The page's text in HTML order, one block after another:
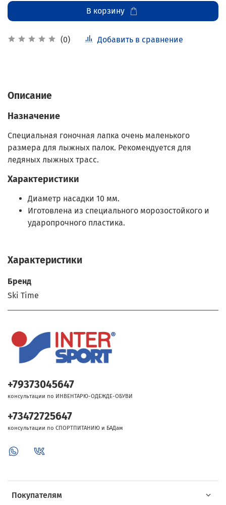
(0) Добавить в сравнение
В корзину
Описание
Назначение
Специальная гоночная лапка очень маленького
размера для лыжных палок. Рекомендуется для
ледяных лыжных трасс.
Характеристики
Диаметр насадки 10 мм.
Иготовлена из специального морозостойкого и
ударопрочного пластика.
Характеристики
Бренд
Ski Time
Покупателям
+79373045647
консультации по ИНВЕНТАРЮ-ОДЕЖДЕ-ОБУВИ
+73472725647
консультации по СПОРТПИТАНИЮ и БАДам